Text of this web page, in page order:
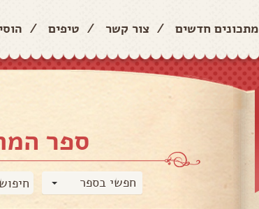
מתכונים חדשים / צור קשר / טיפים /
ספר
חפשי בספר